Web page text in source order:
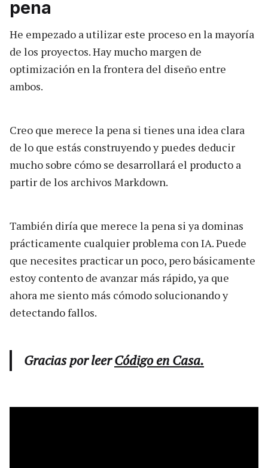
pena
He empezado a utilizar este proceso en la mayoría
de los proyectos. Hay mucho margen de
optimización en la frontera del diseño entre
ambos.
Creo que merece la pena si tienes una idea clara
de lo que estás construyendo y puedes deducir
mucho sobre cómo se desarrollará el producto a
partir de los archivos Markdown.
También diría que merece la pena si ya dominas
prácticamente cualquier problema con IA. Puede
que necesites practicar un poco, pero básicamente
estoy contento de avanzar más rápido, ya que
ahora me siento más cómodo solucionando y
detectando fallos.
Gracias por leerCódigo en Casa.